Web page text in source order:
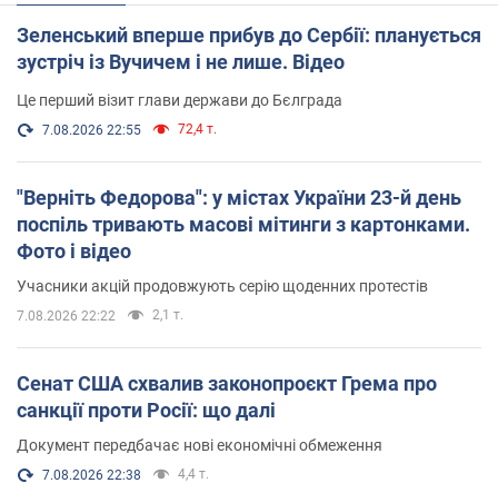
Зеленський вперше прибув до Сербії: планується
зустріч із Вучичем і не лише. Відео
Це перший візит глави держави до Бєлграда
7.08.2026 22:55 72,4 т.
"Верніть Федорова": у містах України 23-й день
поспіль тривають масові мітинги з картонками.
Фото і відео
Учасники акцій продовжують серію щоденних протестів
7.08.2026 22:22 2,1 т.
Сенат США схвалив законопроєкт Грема про
санкції проти Росії: що далі
Документ передбачає нові економічні обмеження
7.08.2026 22:38 4,4 т.